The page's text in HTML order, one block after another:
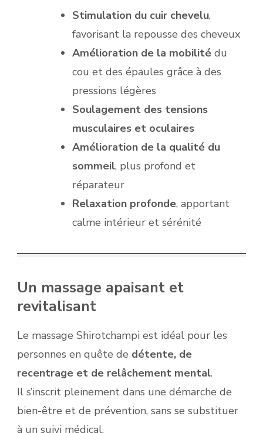
Stimulation du cuir chevelu,
favorisant la repousse des cheveux
Amélioration de la mobilité du
cou et des épaules grâce à des
pressions légères
Soulagement des tensions
musculaires et oculaires
Amélioration de la qualité du
sommeil, plus profond et
réparateur
Relaxation profonde, apportant
calme intérieur et sérénité
Un massage apaisant et
revitalisant
Le massage Shirotchampi est idéal pour les
personnes en quête de détente, de
recentrage et de relâchement mental.
Il s’inscrit pleinement dans une démarche de
bien-être et de prévention, sans se substituer
à un suivi médical.